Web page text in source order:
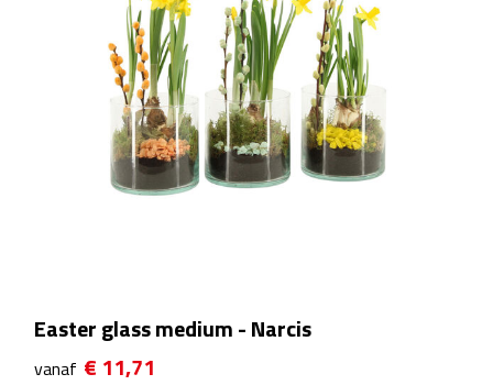
Drinkflessen met karabijnhaak
Sportflessen
Thermosflessen
Waterflesjes
Glazen & karaffen
Easter glass medium - Narcis
vanaf € 11,71